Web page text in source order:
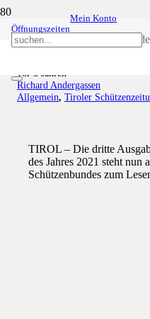
Öffnungszeiten
Mein Konto
wurde
vor 5 Jahren
Richard Andergassen
Allgemein, Tiroler
TIROL – Die dritte
des Jahres 2021 steht nun
Schützenbundes zum